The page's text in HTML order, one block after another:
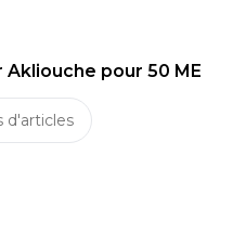
pour 50 ME
d'articles